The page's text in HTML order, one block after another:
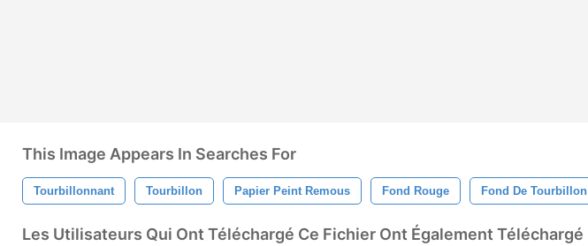
This Image Appears In Searches For
Tourbillonnant Tourbillon Papier Peint Remous Fond Rouge Fond De Tourbillon
Les Utilisateurs Qui Ont Téléchargé Ce Fichier Ont Également Téléchargé